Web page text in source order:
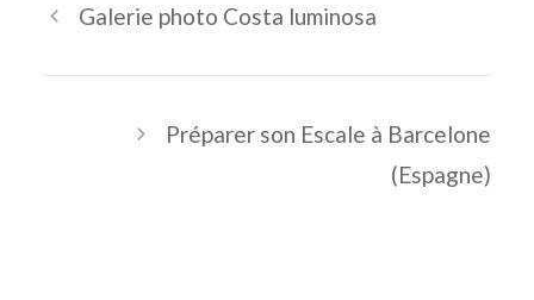
Galerie photo Costa luminosa
Préparer son Escale à Barcelone
(Espagne)